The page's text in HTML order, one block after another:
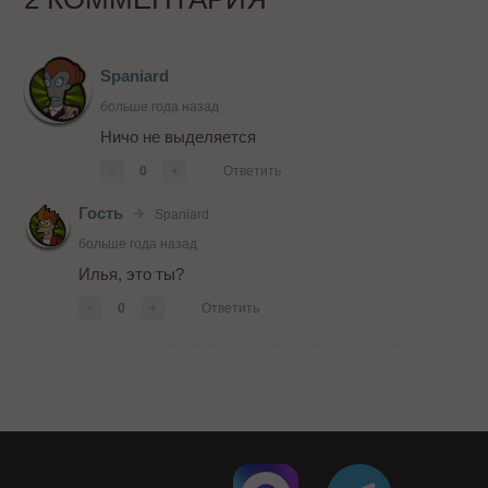
Spaniard
больше года назад
Ничо не выделяется
0 Ответить
Гость
Spaniard
больше года назад
Илья, это ты?
0 Ответить